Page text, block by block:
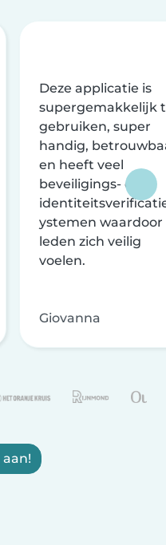
Deze applicatie is
supergemakkelijk
gebruiken, super
handig,
en heeft veel
beveiligings- en
ystemen waardoor
leden zich veilig
voelen.
Giovanna